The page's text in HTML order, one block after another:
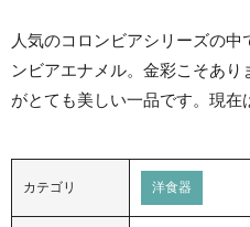
人気のコロンビアシリーズの
ンビアエナメル。金彩こそあ
がとても美しい一品です。現在
カテゴリ 洋食器